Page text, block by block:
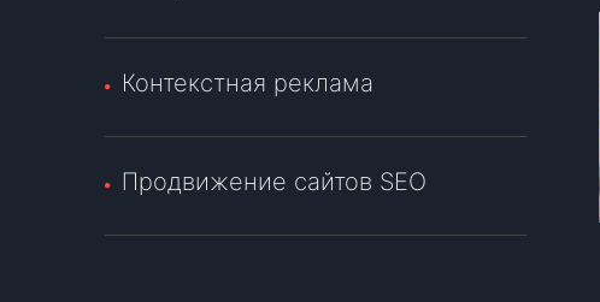
Контекстная реклама
Продвижение сайтов SEO